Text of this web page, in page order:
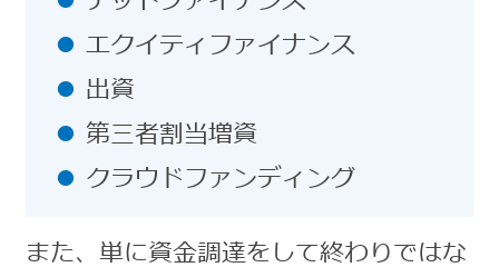
エクイティファイナンス
出資
第三者割当増資
クラウドファンディング
また、単に資金調達をして終わりではな